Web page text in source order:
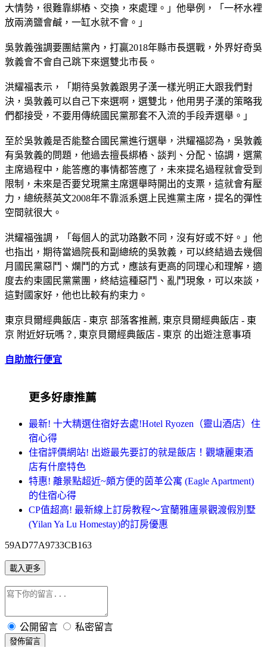
大情勢，很難靠綁樁、交換，來處理。」他舉例，「一杯水裡
放兩滴鹽會鹹，一缸水就不會。」
吳敦義強調要團結黨內，打贏2018年縣市長選戰，外界好奇吳
敦義會不會自己跳下來選雙北市長。
洪耀福表示，「期待吳敦義跟男子漢一樣光明正大跟我們對
決，吳敦義可以自己下來選啊，選雙北，他用男子漢的策略我
們都接受，不要用傳統國民黨那套不入流的手段弄選舉。」
至於吳敦義是否能整合國民黨進行選舉，洪耀福認為，吳敦義
有吳敦義的問題，他過去擅長綁樁、談判、分配、協調，選黨
主席過程中，能答應的事情都答應了，未來提名過程就會受到
限制，未來是否要兌現黨主席選舉時開出的支票，這就會有壓
力，總統蔡英文2008年不靠派系選上民進黨主席，提名的彈性
空間就很大。
洪耀福強調，「每個人的武功路數不同，沒有好或不好。」他
也指出，期待當過院長和副總統的吳敦義，可以終結過去幾個
月國民黨惡鬥、爛鬥的方式，應該有更高的同理心和理解，適
度去約束國民黨黨團，終結這種惡鬥、亂鬥現象，可以來談，
這對國家好，他也比較有約束力。
東京貝爾經典飯店 - 東京 部落客推薦, 東京貝爾經典飯店 - 東
京 附近好玩嗎？, 東京貝爾經典飯店 - 東京 的出遊注意事項
自助旅行便宜
更多好康推薦
最新! 十大精選住宿好去處!Hotel Ryozen（靈山酒店）住
宿心得
住宿評價網站! 出遊最先要訂的就是飯店！觀塘麗東酒
店有什麼特色
特惠! 離景點超近~頗方便的茵革公寓 (Eagle Apartment)
的住宿心得
CP值超高! 最新線上訂房教程～宜蘭雅廬景觀渡假別墅
(Yilan Ya Lu Homestay)的訂房優惠
59AD77A9733CB163
載入更多
公開留言 私密留言
發佈留言